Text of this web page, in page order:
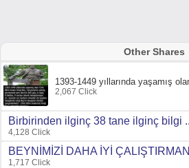
Other Shares
1393-1449 yıllarında yaşamış
2,067 Click
Birbirinden ilginç 38 tane ilginç bilgi
4,128 Click
BEYNİMİZİ DAHA İYİ
1,717 Click